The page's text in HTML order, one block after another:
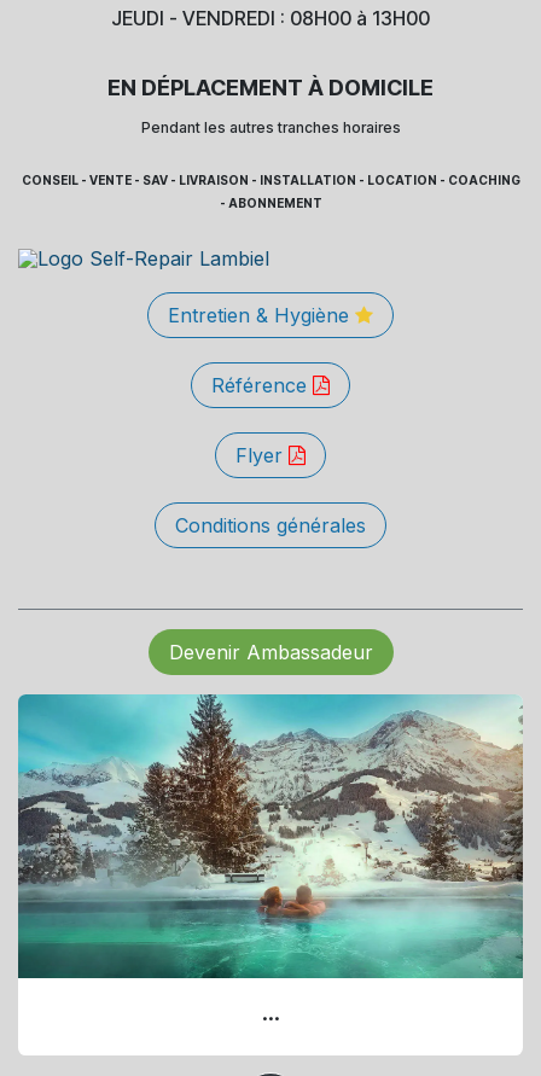
JEUDI - VENDREDI : 08H00 à 13H00
EN DÉPLACEMENT À DOMICILE
Pendant les autres tranches horaires
CONSEIL - VENTE - SAV - LIVRAISON - INSTALLATION - LOCATION - COACHING
- ABONNEMENT
Entretien & Hygiène
Référence
Flyer
Conditions générales
Devenir Ambassadeur
...